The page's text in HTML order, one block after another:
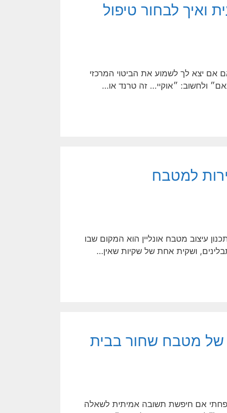
ואיך לבחור טיפול
אם יצא לך לשמוע את הביטוי המרכזי
ולחשוב: ״אוקיי… זה טרנד או…
למטבח
עיצוב מטבח אונליין הוא המקום שבו
ושקית אחת של שקיות שאין…
של מטבח שחור בבית
אם חיפשת תשובה אמיתית לשאלה